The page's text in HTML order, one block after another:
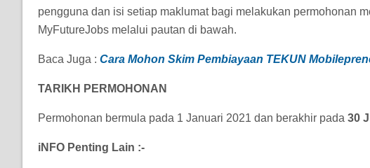
pengguna dan isi setiap maklumat bagi melakukan permohonan
MyFutureJobs melalui pautan di bawah.
Baca Juga : Cara Mohon Skim Pembiayaan TEKUN
TARIKH PERMOHONAN
Permohonan bermula pada 1 Januari 2021 dan berakhir pada 30
iNFO Penting Lain :-